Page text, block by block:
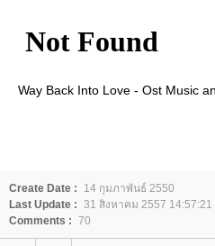
Way Back Into Love - Ost Music
Create Date :
14 กุมภาพันธ์ 2550
Last Update : 31 สิงหาคม 2557 14:57:21
Comments : 70